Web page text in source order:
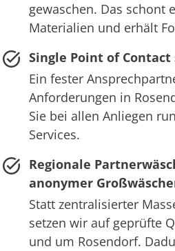
gewaschen. Das schont
Materialien und erhält
Single Point of
Ein fester
Anforderungen in
Sie bei allen Anliegen
Services.
Regionale
anonymer
Statt zentralisierter
setzen wir auf geprüfte
und um Rosendorf.